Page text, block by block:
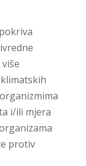
i/ili mjera
protiv